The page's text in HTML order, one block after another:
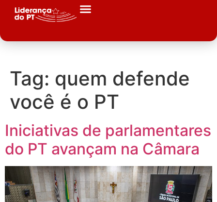
Tag: quem defende
você é o PT
Iniciativas de parlamentares
do PT avançam na Câmara